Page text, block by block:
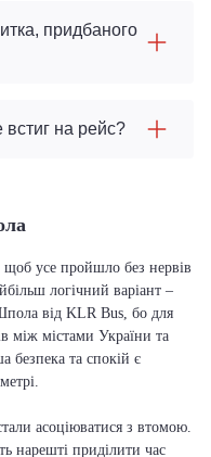
придбаного
на рейс?
щоб усе пройшло без нервів
логічний варіант –
від KLR Bus, бо для
між містами України та
безпека та спокій є
асоціюватися з втомою.
нарешті приділити час